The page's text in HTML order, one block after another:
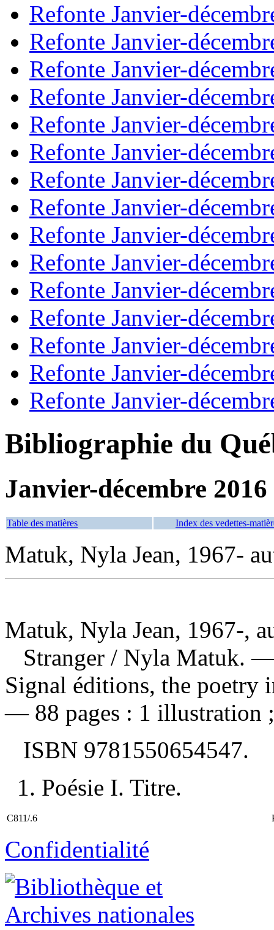
Refonte Janvier-
Refonte Janvier-
Refonte Janvier-
Refonte Janvier-
Refonte Janvier-
Refonte Janvier-
Refonte Janvier-
Refonte Janvier-
Refonte Janvier-
Refonte Janvier-
Refonte Janvier-
Refonte Janvier-
Refonte Janvier-
Refonte Janvier-
Refonte Janvier-
Bibliographie du
Janvier-décembre 2016
Table des matières Index des vedettes-
Matuk, Nyla Jean, 1967-
Matuk, Nyla Jean, 1967-,
Stranger / Nyla Matuk. —
Signal éditions, the poetry
— 88 pages : 1 illustration
ISBN 9781550654547.
1. Poésie I. Titre.
C811/.6
Confidentialité